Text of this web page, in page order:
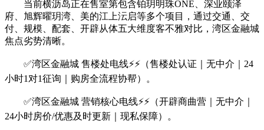
当前横沥岛正在售室第包含铂玥明珠ONE、深业颐泽
府、旭辉曜玥湾、美的江上沄启等多个项目，通过交通、交
付、规模、配套、开辟从体五大维度客不雅对比，湾区金融城
焦点劣势清晰。
✅湾区金融城 售楼处电线⚡⚡（售楼处认证｜无中介｜24
小时1对1征询｜购房全流程协帮）。
✅湾区金融城 营销核心电线⚡⚡（开辟商曲营｜无中介｜
24小时房价/优惠及时更新｜现私保障）。